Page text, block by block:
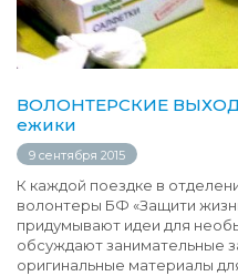
ВОЛОНТЕРСКИЕ
ежики
9 сентября 2015
К каждой поездке в
волонтеры БФ «Защити
придумывают идеи для
обсуждают занимательные
оригинальные материалы